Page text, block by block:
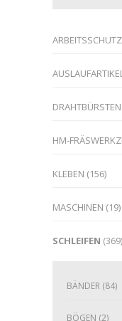
ARBEITSSCHUTZ
DRAHTBÜRSTEN
HM-
KLEBEN (156)
MASCHINEN (19)
SCHLEIFEN (369)
BÄNDER (84)
BÖGEN (2)